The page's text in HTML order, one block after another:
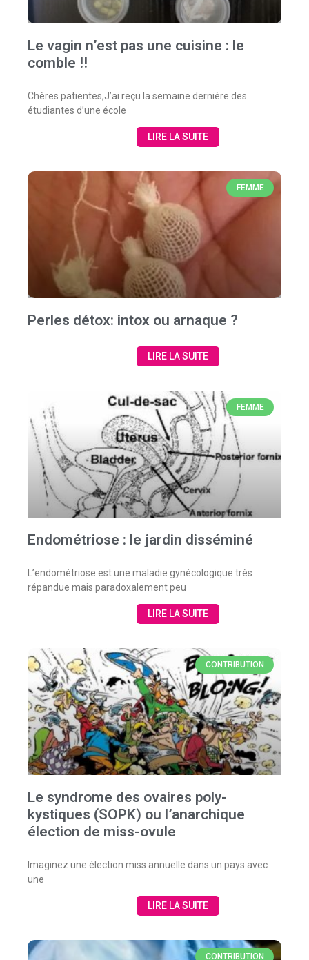
Le vagin n’est pas une cuisine : le
comble !!
Chères patientes,J’ai reçu la semaine dernière des
étudiantes d’une école
LIRE LA SUITE
FEMME
Perles détox: intox ou arnaque ?
LIRE LA SUITE
FEMME
Endométriose : le jardin disséminé
L’endométriose est une maladie gynécologique très
répandue mais paradoxalement peu
LIRE LA SUITE
CONTRIBUTION
Le syndrome des ovaires poly-
kystiques (SOPK) ou l’anarchique
élection de miss-ovule
Imaginez une élection miss annuelle dans un pays avec
une
LIRE LA SUITE
CONTRIBUTION